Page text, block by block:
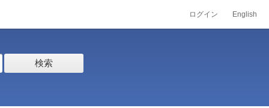
ログイン English
検索